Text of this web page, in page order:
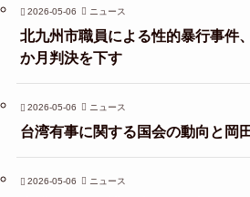
2026-05-06 ニュース
北九州市職員による性的暴行事件
か月判決を下す
2026-05-06 ニュース
台湾有事に関する国会の動向と岡
2026-05-06 ニュース